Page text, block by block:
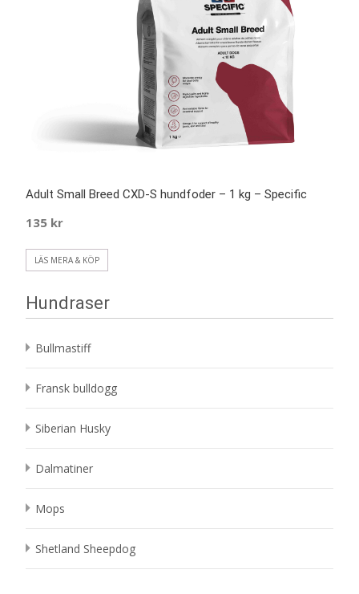
Adult Small Breed CXD-S hundfoder – 1 kg – Specific
135 kr
LÄS MERA & KÖP
Hundraser
Bullmastiff
Fransk bulldogg
Siberian Husky
Dalmatiner
Mops
Shetland Sheepdog